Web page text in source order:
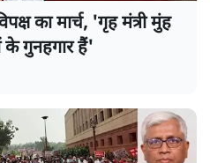
का मार्च, 'गृह मंत्री मुंह
के गुनहगार हैं'